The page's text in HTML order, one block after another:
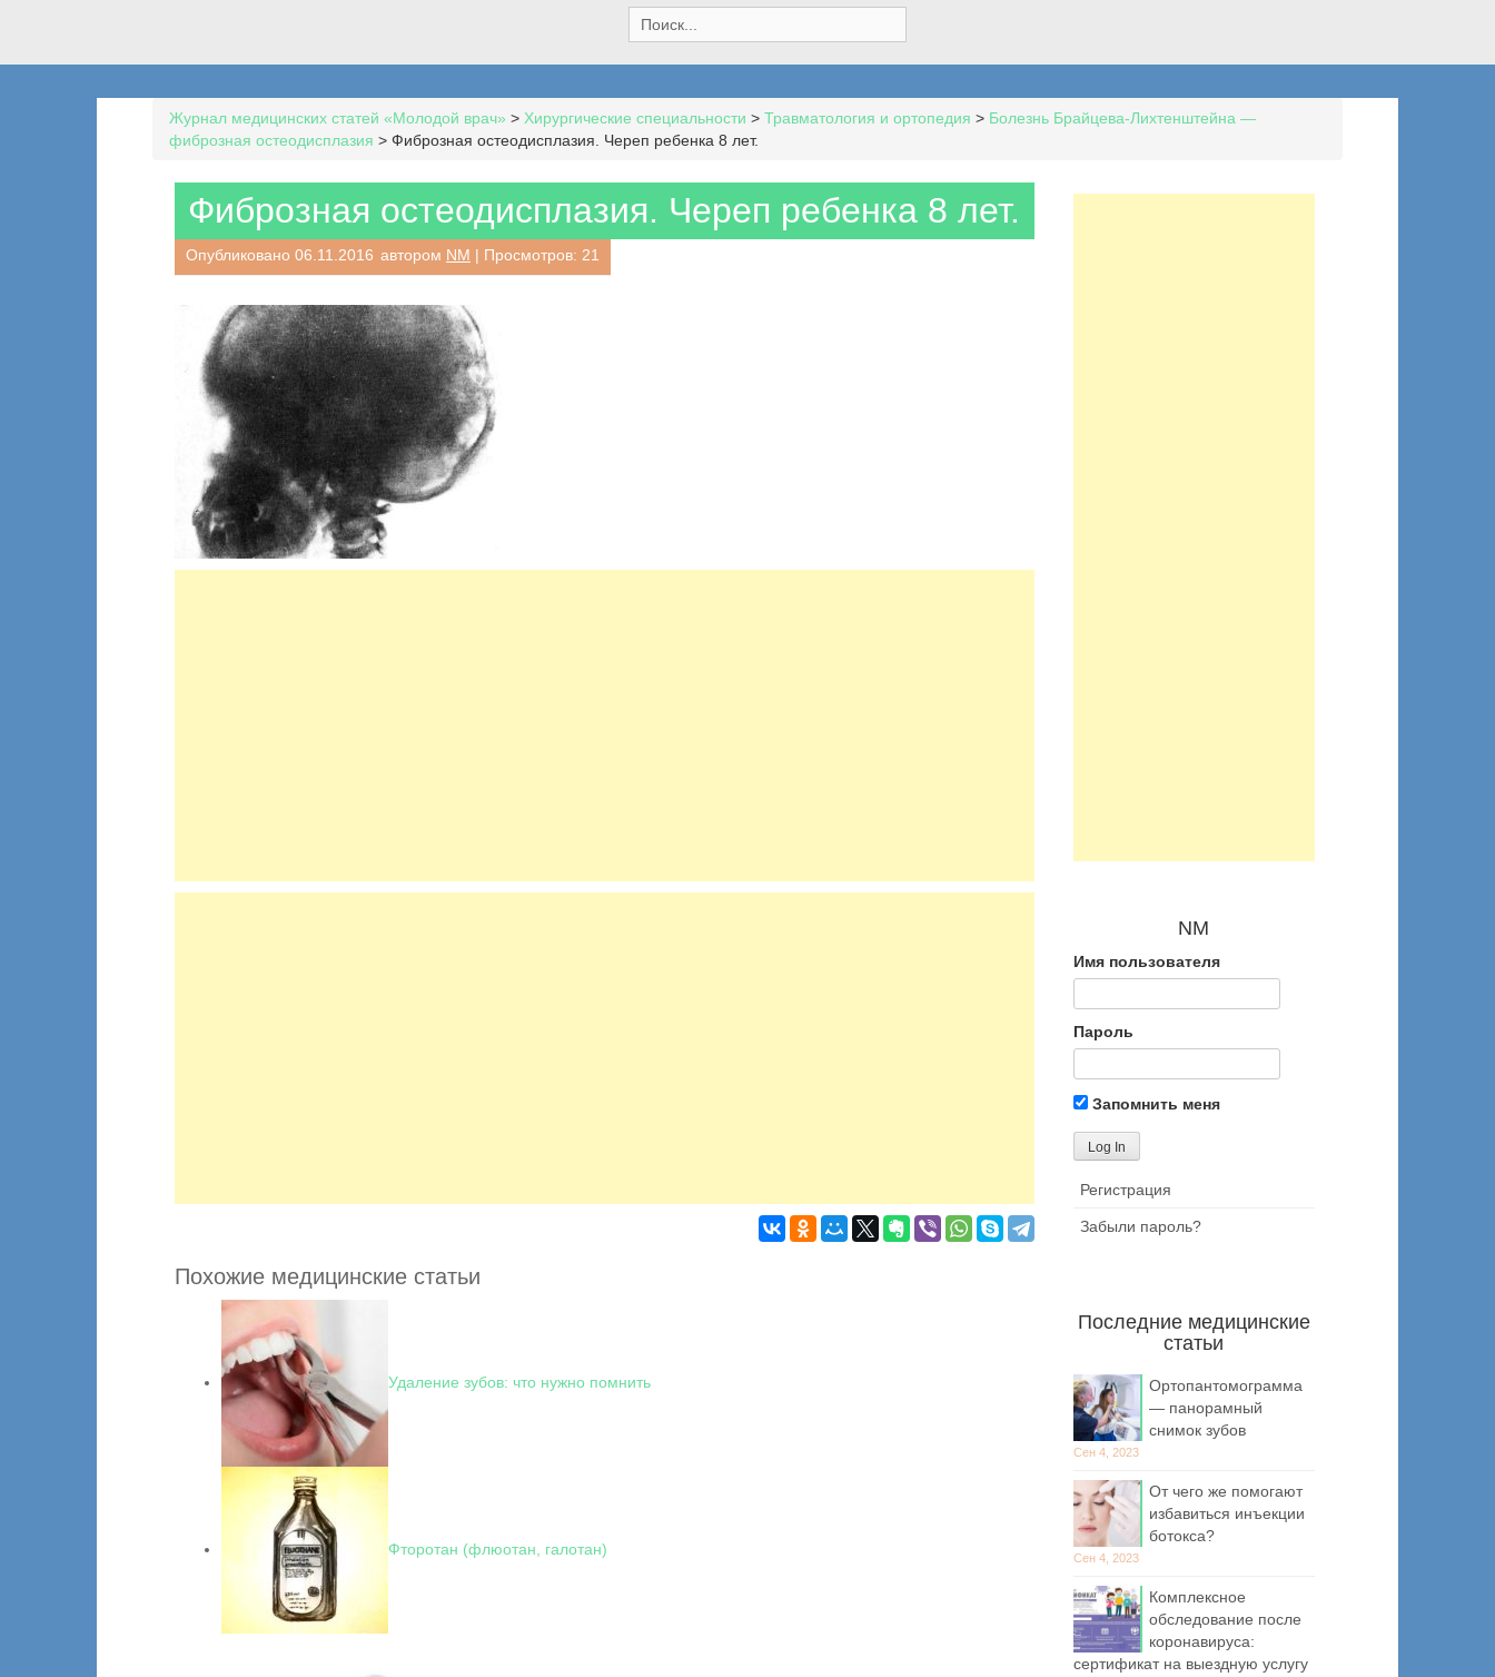
e
a
h
f
:
Журнал медицинских статей «Молодой врач» > Хирургические специальности > Травматология и ортопедия > Болезнь Брайцева-Лихтенштейна —
фиброзная остеодисплазия > Фиброзная остеодисплазия. Череп ребенка 8 лет.
Фиброзная остеодисплазия. Череп ребенка 8 лет.
Опубликовано 06.11.2016 автором NM | Просмотров: 21
Похожие медицинские статьи
Удаление зубов: что нужно помнить
Фторотан (флюотан, галотан)
NM
Имя пользователя
Пароль
Запомнить меня
Регистрация
Забыли пароль?
Последние медицинские
статьи
Ортопантомограмма
— панорамный
снимок зубов
Сен 4, 2023
От чего же помогают
избавиться инъекции
ботокса?
Сен 4, 2023
Комплексное
обследование после
коронавируса:
сертификат на выездную услугу